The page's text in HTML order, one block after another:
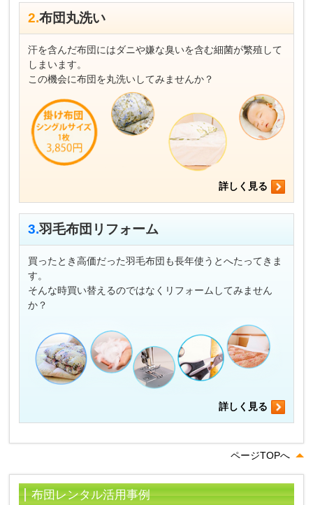
2.布団丸洗い
汗を含んだ布団にはダニや嫌な臭いを含む細菌が繁殖して
しまいます。
この機会に布団を丸洗いしてみませんか？
詳しく見る
3.羽毛布団リフォーム
買ったとき高価だった羽毛布団も長年使うとへたってきま
す。
そんな時買い替えるのではなくリフォームしてみません
か？
詳しく見る
ページTOPへ
布団レンタル活用事例